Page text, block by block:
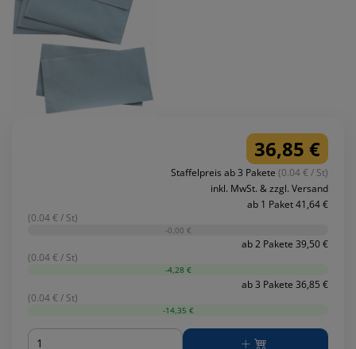
36,85 €
Staffelpreis ab 3 Pakete (0.04 € / St)
inkl. MwSt. & zzgl. Versand
ab 1 Paket 41,64 €
(0.04 € / St)
-0,00 €
ab 2 Pakete 39,50 €
(0.04 € / St)
-4,28 €
ab 3 Pakete 36,85 €
(0.04 € / St)
-14,35 €
Menge